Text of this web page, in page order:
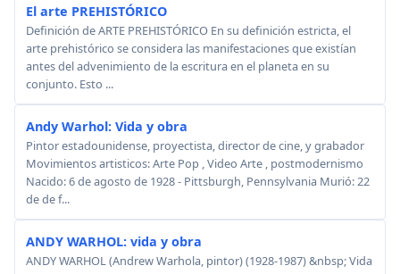
El arte PREHISTÓRICO
Definición de ARTE PREHISTÓRICO En su definición estricta, el
arte prehistórico se considera las manifestaciones que existían
antes del advenimiento de la escritura en el planeta en su
conjunto. Esto ...
Andy Warhol: Vida y obra
Pintor estadounidense, proyectista, director de cine, y grabador
Movimientos artisticos: Arte Pop , Video Arte , postmodernismo
Nacido: 6 de agosto de 1928 - Pittsburgh, Pennsylvania Murió: 22
de de f...
ANDY WARHOL: vida y obra
ANDY WARHOL (Andrew Warhola, pintor) (1928-1987) &nbsp; Vida